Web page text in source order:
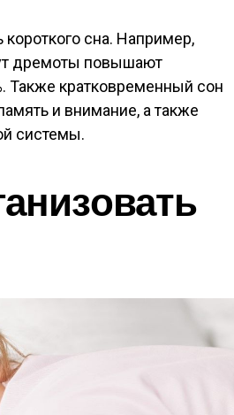
сна. Например,
дремоты повышают
Также кратковременный сон
и внимание, а также
системы.